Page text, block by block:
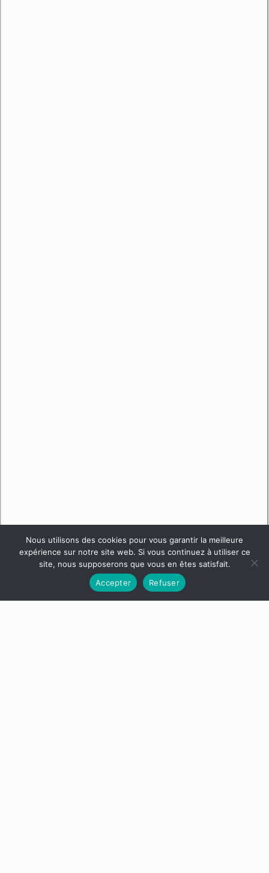
Nous utilisons des cookies pour vous garantir la meilleure
expérience sur notre site web. Si vous continuez à utiliser ce
site, nous supposerons que vous en êtes satisfait.
Accepter
Refuser